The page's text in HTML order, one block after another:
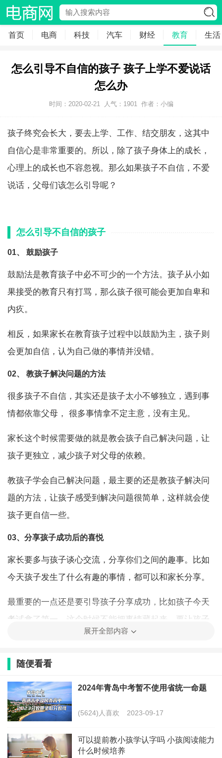
首页 电商 科技 汽车 财经 教育 生活
怎么引导不自信的孩子 孩子上学不爱说话
怎么办
时间：2020-02-21 人气： 1901 作者：小编
孩子终究会长大，要去上学、工作、结交朋友，这其中
自信心是非常重要的。所以，除了孩子身体上的成长，
心理上的成长也不容忽视。那么如果孩子不自信，不爱
说话，父母们该怎么引导呢？
怎么引导不自信的孩子
01、 鼓励孩子
鼓励法是教育孩子中必不可少的一个方法。孩子从小如
果接受的教育只有打骂，那么孩子很可能会更加自卑和
内疚。
相反，如果家长在教育孩子过程中以鼓励为主，孩子则
会更加自信，认为自己做的事情并没错。
02、 教孩子解决问题的方法
很多孩子不自信，其实还是孩子太小不够独立，遇到事
情都依靠父母， 很多事情拿不定主意，没有主见。
家长这个时候需要做的就是教会孩子自己解决问题，让
孩子更独立，减少孩子对父母的依赖。
教孩子学会自己解决问题，最主要的还是教孩子解决问
题的方法，让孩子感受到解决问题很简单，这样就会使
孩子更自信一些。
03、分享孩子成功后的喜悦
家长要多与孩子谈心交流，分享你们之间的趣事。比如
今天孩子发生了什么有趣的事情，都可以和家长分享。
最重要的一点还是要引导孩子分享成功，比如孩子今天
考试拿了第一，这个时候不能把事情藏起来，要让孩子
孩子上学不爱说话怎么办
首先，要搞清楚这种不自信来自于哪里，老师？还是同
学？或者是学习成绩？或是对新环境的不适应？这需要
家长和孩子反复沟通，了解清楚，然后对症下药。
展开全部内容
随便看看
2024年青岛中考暂不使用省统一命题
(5624)人喜欢 2023-09-17
可以提前教小孩学认字吗 小孩阅读能力
什么时候培养